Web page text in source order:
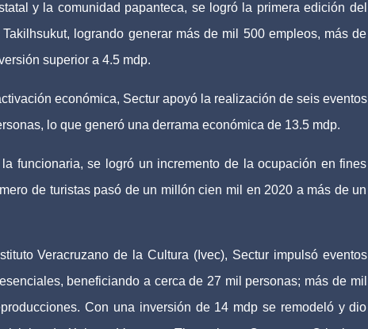
y la comunidad papanteca, se logró la primera edición del
logrando generar más de mil 500 empleos, más de
superior a 4.5 mdp.
económica, Sectur apoyó la realización de seis eventos
lo que generó una derrama económica de 13.5 mdp.
funcionaria, se logró un incremento de la ocupación en fines
de turistas pasó de un millón cien mil en 2020 a más de un
Veracruzano de la Cultura (Ivec), Sectur impulsó eventos
beneficiando a cerca de 27 mil personas; más de mil
Con una inversión de 14 mdp se remodeló y dio